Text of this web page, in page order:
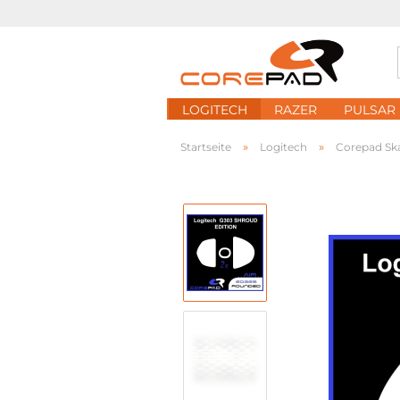
LOGITECH RAZER PULSAR
Startseite » Logitech » Corepad